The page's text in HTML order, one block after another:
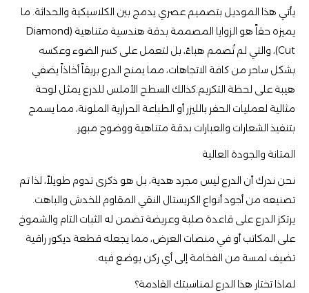
​يأتي هذا الموديل بتصميم عصري يدمج بين الكلاسيكية والحداثة. ما
يميزه حقاً هو الزوايا المصممة بدقة هندسية متناهية (Diamond
Cut)، والتي لم تُصمم هباءً، بل لتعمل على كسر الضوء وعكسه
بشكل ساحر من كافة الاتجاهات، مما يمنح الدرع بريقاً أخاذاً يضفي
هيبة على لحظة التكريم.كذالك السطح الأملس للدرع يمثل لوحة
مثالية لعمليات الحفر بالليزر أو الطباعة الحرارية الملونة، مما يسمح
بتنفيذ الشعارات والعبارات بدقة متناهية ووضوح مبهر.
​المتانة والجودة العالية
​نحن ندرك أن الدرع ليس مجرد هدية، بل هو ذكرى تدوم طويلاً، لذا تم
تصنيعه من أجود أنواع الكريستال النقي المقاوم للخدش والباهت.
يرتكز الدرع على قاعدة صلبة وعريضة تضمن له الثبات التام والشموخ
على المكاتب أو في منصات العرض، مما يجعله قطعة ديكور راقية
تضيف لمسة من الفخامة إلى أي ركن يوضع فيه.
​لماذا تختار هذا الدرع لمناسبتك القادمة؟